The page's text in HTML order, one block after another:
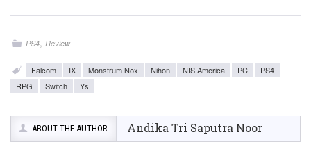
PS4,Review
Falcom IX Monstrum Nox Nihon NIS America PC
PS4
RPG
Switch Ys
ABOUT THE AUTHOR Andika Tri Saputra Noor